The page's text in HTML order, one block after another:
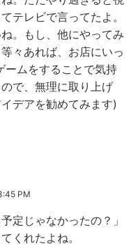
テレビで言ってたよ。
。もし、他にやってみ
々あれば、お店にいっ
ームをすることで気持
で、無理に取り上げ
デアを勧めてみます)
PM
定じゃなかったの？」
くれたよね。